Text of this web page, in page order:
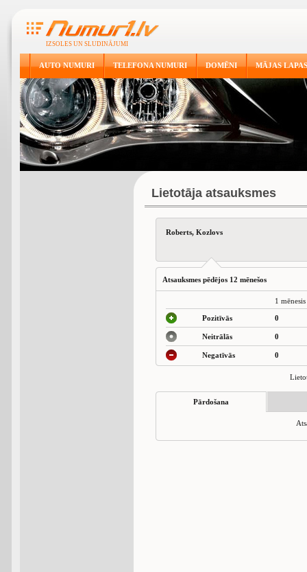
IZSOLES UN SLUDINĀJUMI
AUTO NUMURI TELEFONA NUMURI DOMĒNI MĀJAS LAPAS
Lietotāja atsauksmes
Roberts, Kozlovs
Atsauksmes pēdējos 12 mēnešos
1 mēnesis
Pozitīvās 0
Neitrālās 0
Negatīvās 0
Pārdošana